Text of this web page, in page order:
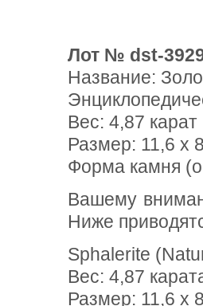
Лот № dst-
Название:
Вес: 4,87 карат
Размер: 11,6 x
Форма камня
Вашему вниманию предлагается золотисто-желтый сфалерит!
Ниже
Sphalerite
Вес: 4,87
Размер: 11,6 х